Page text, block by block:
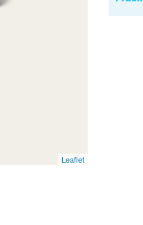
Leaflet